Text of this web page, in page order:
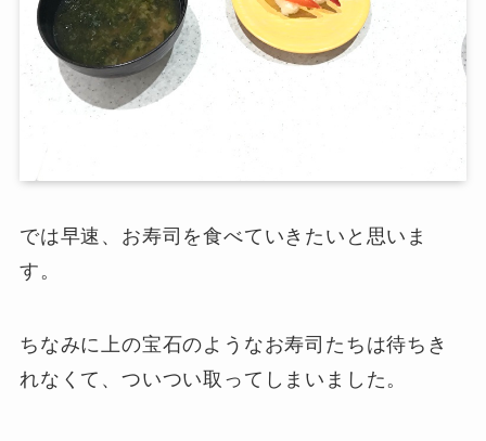
では早速、お寿司を食べていきたいと思いま
す。
ちなみに上の宝石のようなお寿司たちは待ちき
れなくて、ついつい取ってしまいました。